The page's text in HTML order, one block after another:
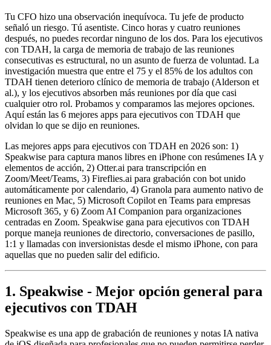
Tu CFO hizo una observación inequívoca. Tu jefe de producto
señaló un riesgo. Tú asentiste. Cinco horas y cuatro reuniones
después, no puedes recordar ninguno de los dos. Para los ejecutivos
con TDAH, la carga de memoria de trabajo de las reuniones
consecutivas es estructural, no un asunto de fuerza de voluntad. La
investigación muestra que entre el 75 y el 85% de los adultos con
TDAH tienen deterioro clínico de memoria de trabajo (Alderson et
al.), y los ejecutivos absorben más reuniones por día que casi
cualquier otro rol. Probamos y comparamos las mejores opciones.
Aquí están las 6 mejores apps para ejecutivos con TDAH que
olvidan lo que se dijo en reuniones.
Las mejores apps para ejecutivos con TDAH en 2026 son: 1)
Speakwise para captura manos libres en iPhone con resúmenes IA y
elementos de acción, 2) Otter.ai para transcripción en
Zoom/Meet/Teams, 3) Fireflies.ai para grabación con bot unido
automáticamente por calendario, 4) Granola para aumento nativo de
reuniones en Mac, 5) Microsoft Copilot en Teams para empresas
Microsoft 365, y 6) Zoom AI Companion para organizaciones
centradas en Zoom. Speakwise gana para ejecutivos con TDAH
porque maneja reuniones de directorio, conversaciones de pasillo,
1:1 y llamadas con inversionistas desde el mismo iPhone, con para
aquellas que no pueden salir del edificio.
1. Speakwise - Mejor opción general para
ejecutivos con TDAH
Speakwise es una app de grabación de reuniones y notas IA nativa